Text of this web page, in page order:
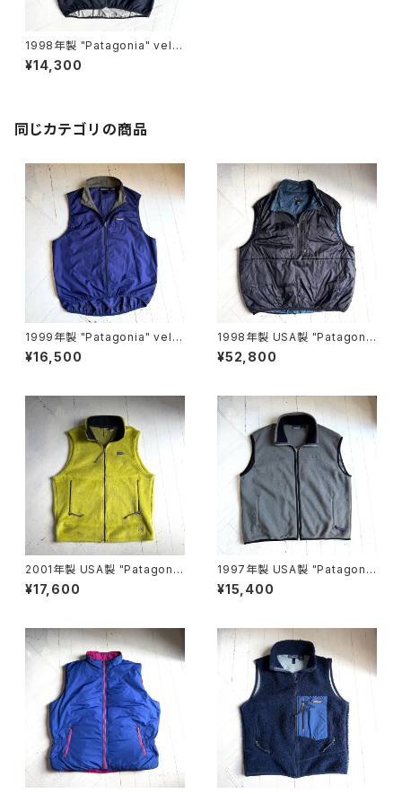
1998年製 "Patagonia" velo
city vest
¥14,300
同じカテゴリの商品
1999年製 "Patagonia" velo
city vest
¥16,500
1998年製 USA製 "Patagoni
a" puffball vest
¥52,800
2001年製 USA製 "Patagoni
a" R2 vest
¥17,600
1997年製 USA製 "Patagoni
a" synchilla vest
¥15,400